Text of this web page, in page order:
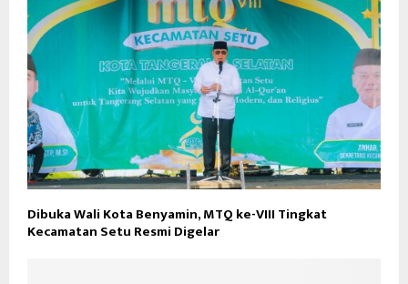
Dibuka Wali Kota Benyamin, MTQ ke-VIII Tingkat
Kecamatan Setu Resmi Digelar